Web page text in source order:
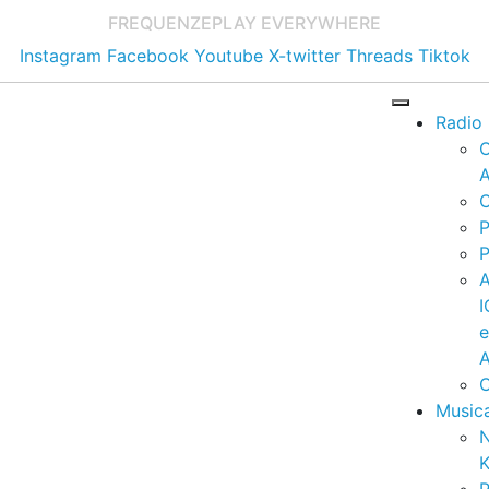
FREQUENZEPLAY EVERYWHERE
Instagram Facebook Youtube X-twitter Threads Tiktok
Radio
e